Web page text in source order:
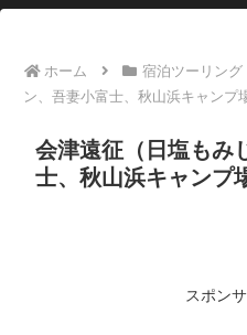
ホーム 宿泊ツーリング
ン、吾妻小富士、秋山浜キャンプ
会津遠征（日塩もみ
士、秋山浜キャンプ
スポン